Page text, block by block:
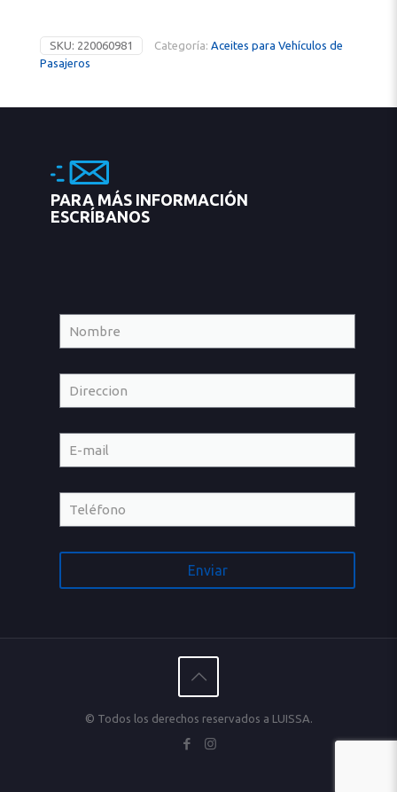
SKU: 220060981 Categoría: Aceites para Vehículos de
Pasajeros
PARA MÁS INFORMACIÓN
ESCRÍBANOS
© Todos los derechos reservados a LUISSA.